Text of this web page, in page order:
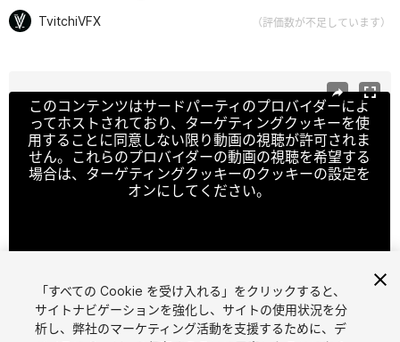
TvitchiVFX （評価数が不足しています）
このコンテンツはサードパーティのプロバイダーによ
ってホストされており、ターゲティングクッキーを使
用することに同意しない限り動画の視聴が許可されま
せん。これらのプロバイダーの動画の視聴を希望する
場合は、ターゲティングクッキーのクッキーの設定を
オンにしてください。
1/ 13
「すべての Cookie を受け入れる」をクリックすると、
サイトナビゲーションを強化し、サイトの使用状況を分
析し、弊社のマーケティング活動を支援するために、デ